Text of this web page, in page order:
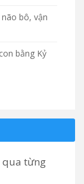
bô, vận
bằng Kỷ
qua từng